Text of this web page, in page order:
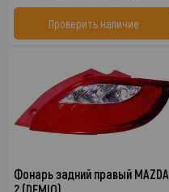
Проверить наличие
Фонарь задний правый MAZDA